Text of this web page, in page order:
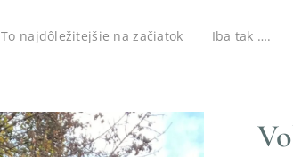
To najdôležitejšie na začiatok Iba tak ….